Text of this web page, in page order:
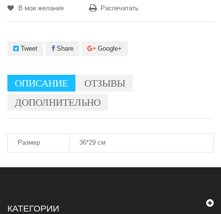
В мои желания Распечатать
Tweet Share Google+
ОПИСАНИЕ
ОТЗЫВЫ
ДОПОЛНИТЕЛЬНО
Размер 36*29 см
КАТЕГОРИИ